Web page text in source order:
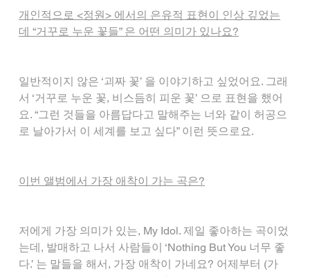
개인적으로 <정원> 에서의 은유적 표현이 인상 깊었는
데 “거꾸로 누운 꽃들” 은 어떤 의미가 있나요?
일반적이지 않은 ‘괴짜 꽃’ 을 이야기하고 싶었어요. 그래
서 ‘거꾸로 누운 꽃, 비스듬히 피운 꽃’ 으로 표현을 했어
요. “그런 것들을 아름답다고 말해주는 너와 같이 허공으
로 날아가서 이 세계를 보고 싶다” 이런 뜻으로요.
이번 앨범에서 가장 애착이 가는 곡은?
저에게 가장 의미가 있는, My Idol. 제일 좋아하는 곡이었
는데, 발매하고 나서 사람들이 ‘Nothing But You 너무 좋
다.’ 는 말들을 해서, 가장 애착이 가네요? 어제부터 (가